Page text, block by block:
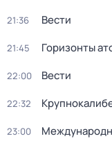
21:36 Вести
21:45 Горизонты
22:00 Вести
22:32
23:00